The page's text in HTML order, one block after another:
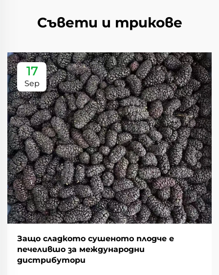
Съвети и трикове
17
Sep
Защо сладкото сушеното плодче е
печелившо за международни
дистрибутори